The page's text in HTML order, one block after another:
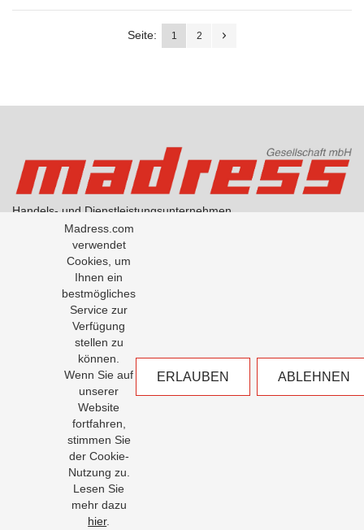
Seite: 1 2
Handels- und Dienstleistungsunternehmen
AGB Handel
AGB Übersetzungen
Datenschutzerklärung
Über Madress
Office: +43-1-5334791-0
Fax: +43-1-5334791-50
Madress GesmbH
Milchgasse 1 / Tuchlauben 8
office@madress.com
translation@madress.com
© 2017 Madress. All Rights Reserved.
Madress.com
verwendet
Cookies, um
Ihnen ein
bestmögliches
Service zur
Verfügung
stellen zu
können.
Wenn Sie auf
unserer
Website
fortfahren,
stimmen Sie
der Cookie-
Nutzung zu.
Lesen Sie
mehr dazu
hier.
ERLAUBEN ABLEHNEN